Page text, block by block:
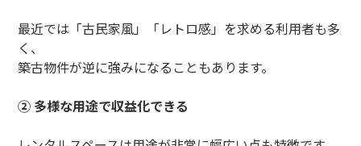
最近では「古民家風」「レトロ感」を求める利用者も多
く、
築古物件が逆に強みになることもあります。
② 多様な用途で収益化できる